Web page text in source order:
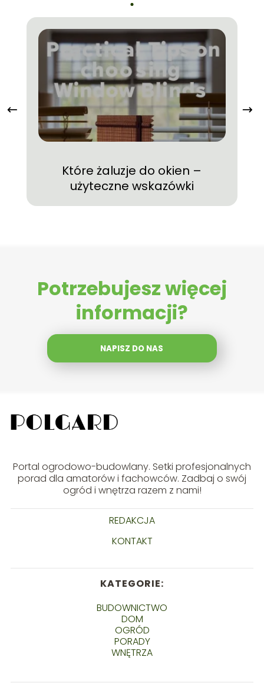
Które żaluzje do okien –
użyteczne wskazówki
Potrzebujesz więcej
informacji?
NAPISZ DO NAS
Portal ogrodowo-budowlany. Setki profesjonalnych
porad dla amatorów i fachowców. Zadbaj o swój
ogród i wnętrza razem z nami!
REDAKCJA
KONTAKT
KATEGORIE:
BUDOWNICTWO
DOM
OGRÓD
PORADY
WNĘTRZA